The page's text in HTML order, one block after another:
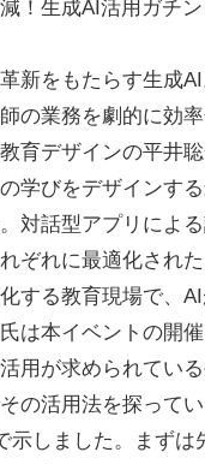
！生成AI活用ガチ
新をもたらす生成AI
の業務を劇的に効
育デザインの平井
学びをデザインす
対話型アプリによ
ぞれに最適化され
する教育現場で、
は本イベントの開催
用が求められてい
の活用法を探って
示しました。まず